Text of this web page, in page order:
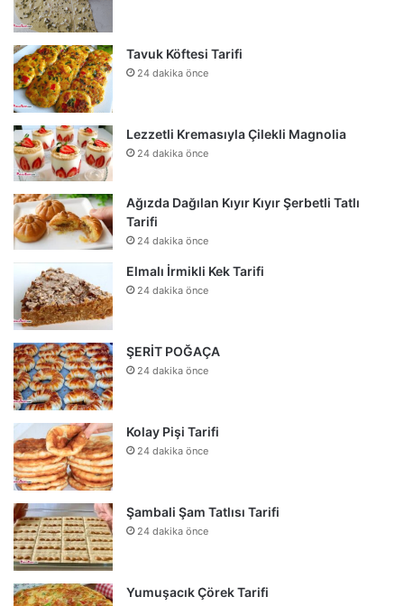
Tavuk Köftesi Tarifi
24 dakika önce
Lezzetli Kremasıyla Çilekli Magnolia
24 dakika önce
Ağızda Dağılan Kıyır Kıyır Şerbetli Tatlı
Tarifi
24 dakika önce
Elmalı İrmikli Kek Tarifi
24 dakika önce
ŞERİT POĞAÇA
24 dakika önce
Kolay Pişi Tarifi
24 dakika önce
Şambali Şam Tatlısı Tarifi
24 dakika önce
Yumuşacık Çörek Tarifi